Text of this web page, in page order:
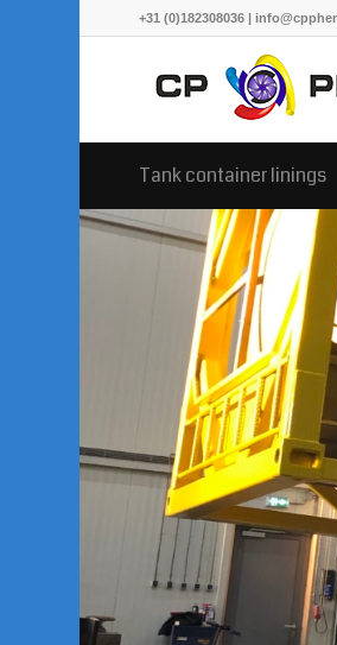
+31 (0)182308036 |
Tank container linings